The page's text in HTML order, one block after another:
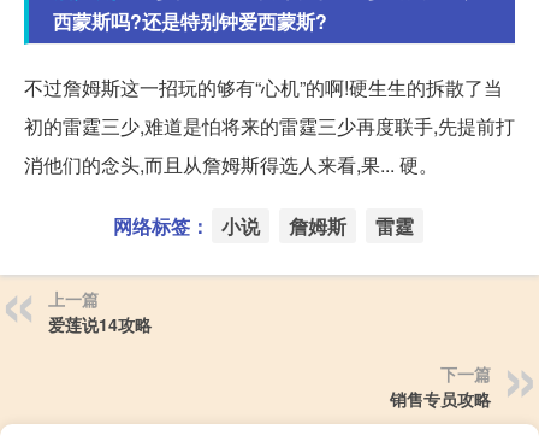
西蒙斯吗?还是特别钟爱西蒙斯?
不过詹姆斯这一招玩的够有“心机”的啊!硬生生的拆散了当
初的雷霆三少,难道是怕将来的雷霆三少再度联手,先提前打
消他们的念头,而且从詹姆斯得选人来看,果... 硬。
网络标签： 小说 詹姆斯 雷霆
上一篇
爱莲说14攻略
下一篇
销售专员攻略